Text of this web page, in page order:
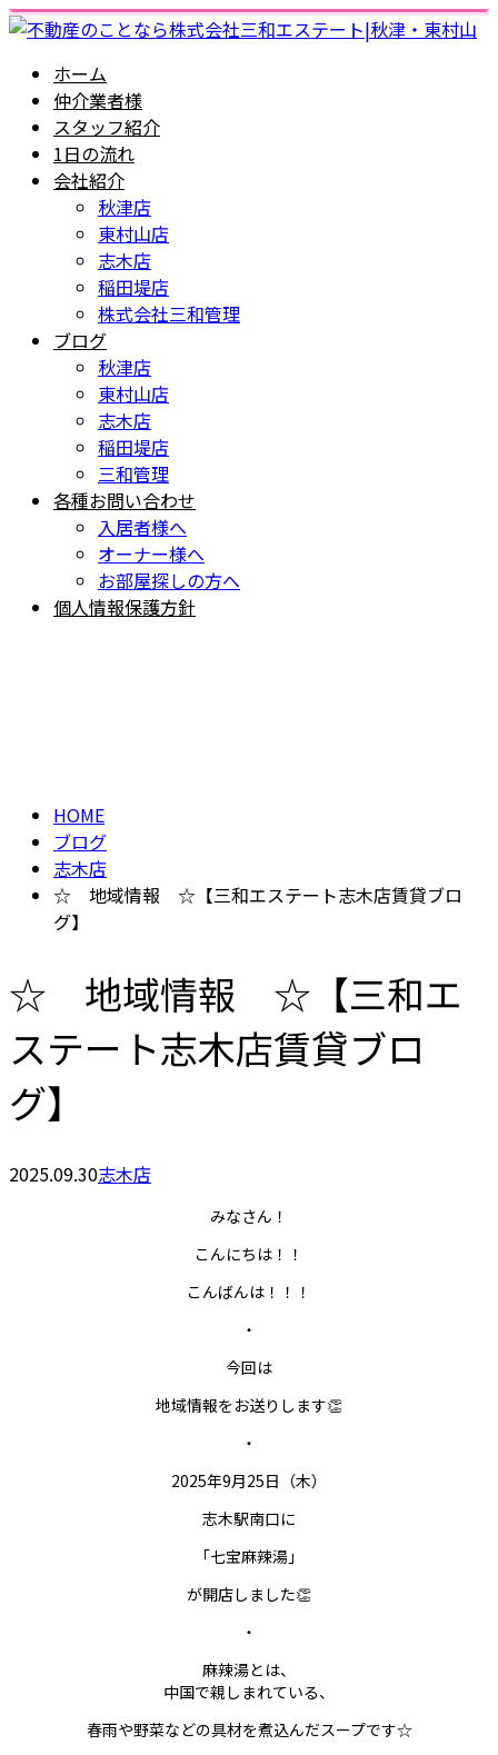
ホーム
仲介業者様
スタッフ紹介
1日の流れ
会社紹介
秋津店
東村山店
志木店
稲田堤店
株式会社三和管理
ブログ
秋津店
東村山店
志木店
稲田堤店
三和管理
各種お問い合わせ
入居者様へ
オーナー様へ
お部屋探しの方へ
個人情報保護方針
HOME
ブログ
志木店
☆ 地域情報 ☆【三和エステート志木店賃貸ブロ
グ】
☆ 地域情報 ☆【三和エ
ステート志木店賃貸ブロ
グ】
2025.09.30志木店
みなさん！
こんにちは！！
こんばんは！！！
・
今回は
地域情報をお送りします👏
・
2025年9月25日（木）
志木駅南口に
「七宝麻辣湯」
が開店しました👏
・
麻辣湯とは、
中国で親しまれている、
春雨や野菜などの具材を煮込んだスープです☆